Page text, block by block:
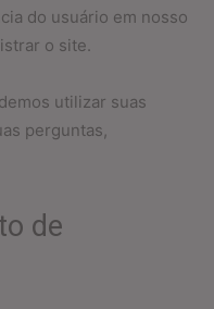
do usuário em nosso
o site.
utilizar suas
perguntas,
de